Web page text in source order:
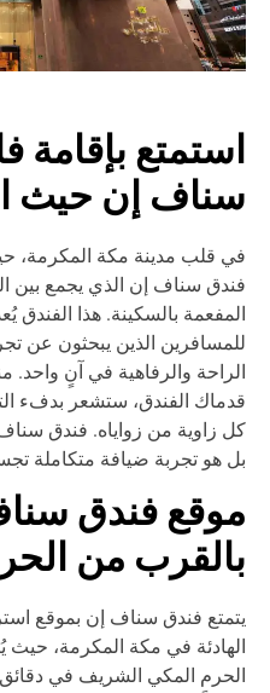
بإقامة
إن حيث
قلب مدينة مكة المكرمة، حيث
سناف إن الذي يجمع بين
بالسكينة. هذا الفندق يُعد
الذين يبحثون عن تجربة
والرفاهية في آنٍ واحد. منذ
الفندق، ستشعر بدفء
زاوية من زواياه. فندق سناف إن
هو تجربة ضيافة متكاملة تجسد
فندق سناف
من
فندق سناف إن بموقع
في مكة المكرمة، حيث
المكي الشريف في دقائق